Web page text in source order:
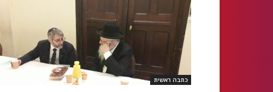
כתבה ראשית